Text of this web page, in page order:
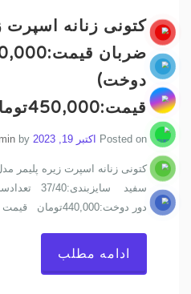
کتونی زنانه اسپرت
دوخت)
قیمت:450,000تومان(دوردوخت)
Posted on اکتبر 19, 2023
کتونی زنانه اسپرت زیره
دور دوخت:440,000تومان قیمت دوردوزی:450,000تومان
ادامه مطلب